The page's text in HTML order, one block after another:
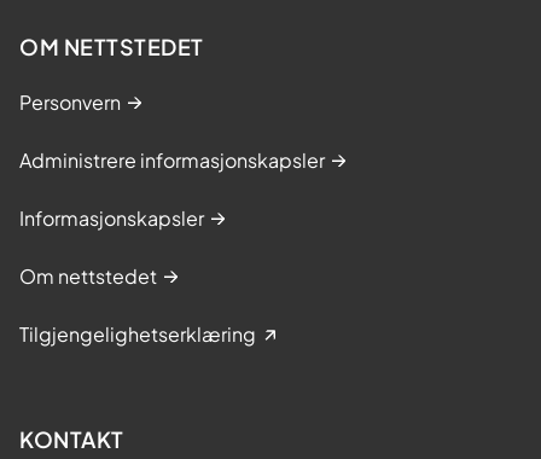
OM NETTSTEDET
Personvern
Administrere informasjonskapsler
Informasjonskapsler
Om nettstedet
Tilgjengelighetserklæring
KONTAKT